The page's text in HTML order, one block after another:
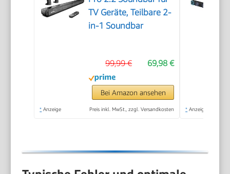
TV Geräte, Teilbare 2-
in-1 Soundbar
69,98 €
99,99 €
Bei Amazon ansehen
* Anzeige Preis inkl. MwSt., zzgl. Versandkosten * Anzeige